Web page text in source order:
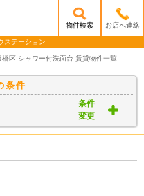
head-logo.png
物件検索 お店へ連絡
ステーション
橋区 シャワー付洗面台 賃貸物件一覧
条件
条件
変更